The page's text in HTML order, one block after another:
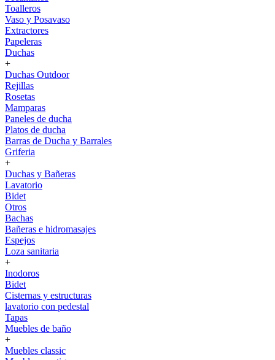
Toalleros
Vaso y Posavaso
Extractores
Papeleras
Duchas
+
Duchas Outdoor
Rejillas
Rosetas
Mamparas
Paneles de ducha
Platos de ducha
Barras de Ducha y Barrales
Griferia
+
Duchas y Bañeras
Lavatorio
Bidet
Otros
Bachas
Bañeras e hidromasajes
Espejos
Loza sanitaria
+
Inodoros
Bidet
Cisternas y estructuras
lavatorio con pedestal
Tapas
Muebles de baño
+
Muebles classic